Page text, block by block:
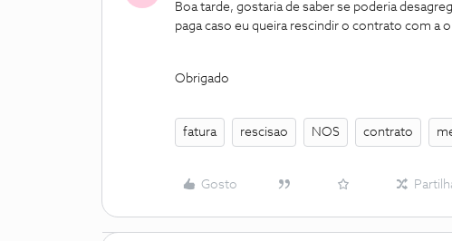
Boa tarde, gostaria de saber se poderia
paga caso eu queira rescindir o contrato com a
Obrigado
fatura rescisao NOS contrato
Gosto